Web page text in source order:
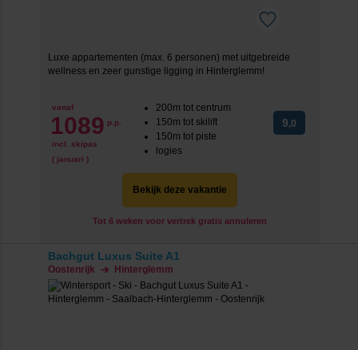
Luxe appartementen (max. 6 personen) met uitgebreide
wellness en zeer gunstige ligging in Hinterglemm!
vanaf
1089 p.p.
incl. skipas
( januari )
200m tot centrum
150m tot skilift
150m tot piste
logies
9,0
Bekijk deze vakantie
Tot 6 weken voor vertrek gratis annuleren
Bachgut Luxus Suite A1
Oostenrijk Hinterglemm